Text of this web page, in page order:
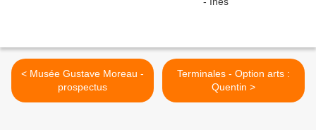
< Musée Gustave Moreau -
prospectus
Terminales - Option arts :
Quentin >